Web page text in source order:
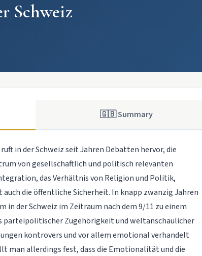
Schweiz
🇬🇧 Summary
in der Schweiz seit Jahren Debatten hervor, die
von gesellschaftlich und politisch relevanten
das Verhältnis von Religion und Politik,
die öffentliche Sicherheit. In knapp zwanzig Jahren
in der Schweiz im Zeitraum nach dem 9/11 zu einem
parteipolitischer Zugehörigkeit und weltanschaulicher
kontrovers und vor allem emotional verhandelt
man allerdings fest, dass die Emotionalität und die